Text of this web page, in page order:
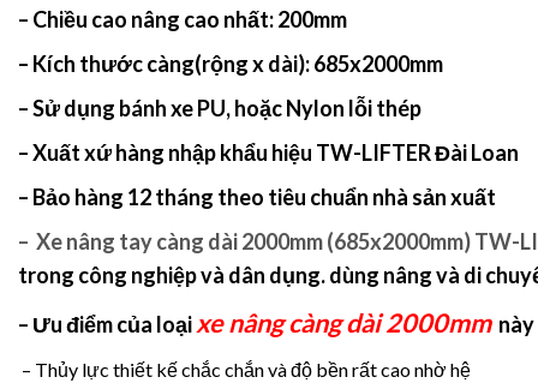
– Chiều cao nâng cao nhất: 200mm
– Kích thước càng(rộng x dài):685x2000mm
– Sử dụng bánh xe PU, hoặc Nylon lỗi thép
– Xuất xứ hàng nhập khẩu hiệu TW-LIFTER Đài Loan
– Bảo hàng 12 tháng theo tiêu chuẩn nhà sản xuất
– Xe nâng tay càng dài 2000mm (685x2000mm) TW-
trong công nghiệp và dân dụng. dùng nâng và di
– Ưu điểm của loạixe nâng càng dài 2000mm
– Thủy lực thiết kế chắc chắn và độ bền rất cao nhờ hệ